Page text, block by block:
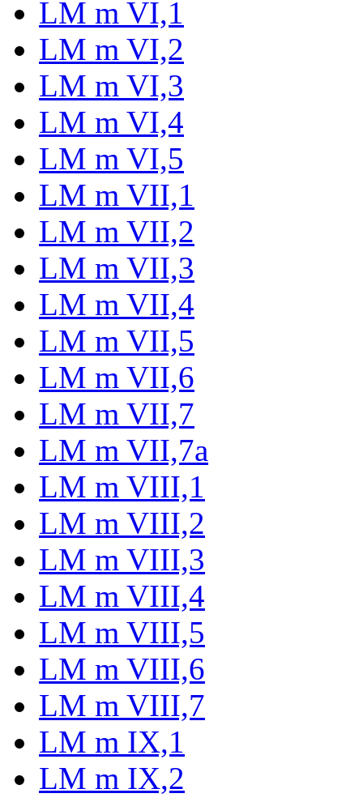
LM m VI,1
LM m VI,2
LM m VI,3
LM m VI,4
LM m VI,5
LM m VII,1
LM m VII,2
LM m VII,3
LM m VII,4
LM m VII,5
LM m VII,6
LM m VII,7
LM m VII,7a
LM m VIII,1
LM m VIII,2
LM m VIII,3
LM m VIII,4
LM m VIII,5
LM m VIII,6
LM m VIII,7
LM m IX,1
LM m IX,2